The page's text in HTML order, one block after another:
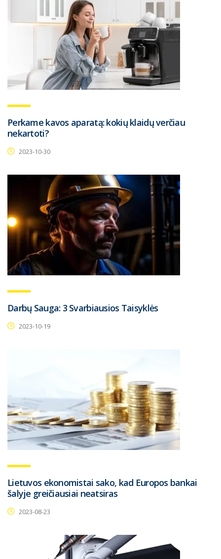
Perkame kavos aparatą: kokių klaidų verčiau
nekartoti?
2023-10-30
Darbų Sauga: 3 Svarbiausios Taisyklės
2023-10-19
Lietuvos ekonomistai sako, kad Europos bankai
šalyje greičiausiai neatsiras
2023-08-23